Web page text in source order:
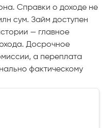
Справки о доходе не
сум. Займ доступен
— главное
Досрочное
а переплата
фактическому